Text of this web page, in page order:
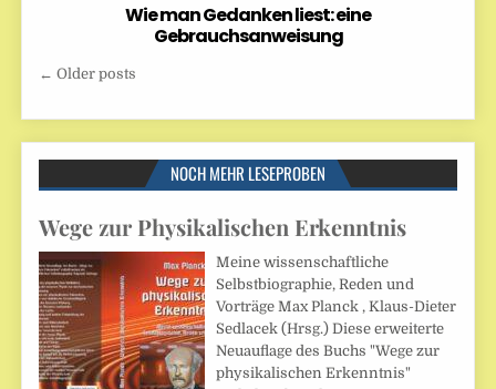
Wie man Gedanken liest: eine
Gebrauchsanweisung
Beitragsnavigation
← Older posts
NOCH MEHR LESEPROBEN
Wege zur Physikalischen Erkenntnis
Meine wissenschaftliche
Selbstbiographie, Reden und
Vorträge Max Planck , Klaus-Dieter
Sedlacek (Hrsg.) Diese erweiterte
Neuauflage des Buchs "Wege zur
physikalischen Erkenntnis"